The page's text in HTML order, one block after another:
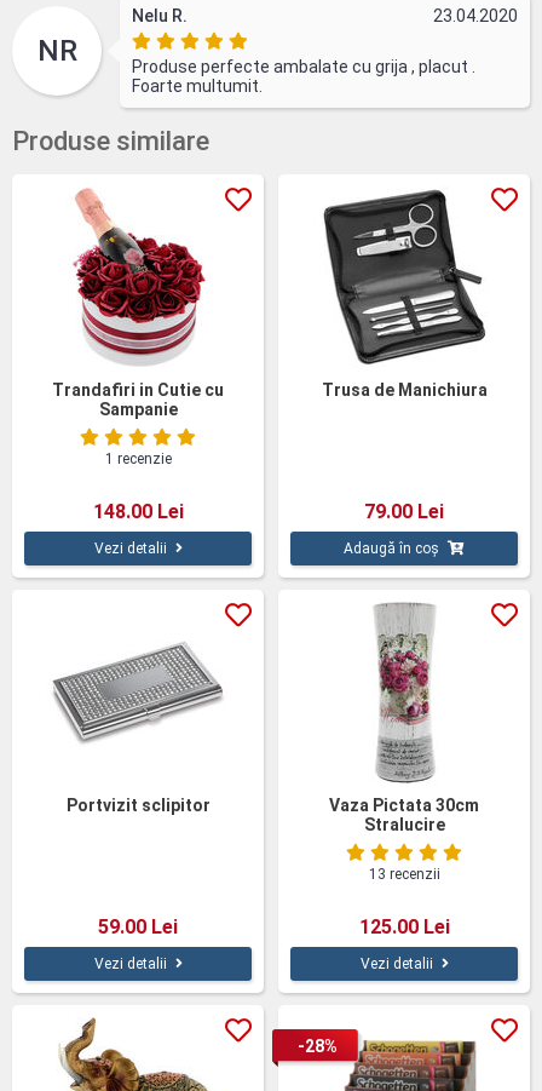
NR
Nelu R. 23.04.2020
Produse perfecte ambalate cu grija , placut .
Foarte multumit.
Produse similare
Trandafiri in Cutie cu
Sampanie
1 recenzie
148.00 Lei
Vezi detalii
Trusa de Manichiura
79.00 Lei
Adaugă în coș
Portvizit sclipitor
59.00 Lei
Vezi detalii
Vaza Pictata 30cm
Stralucire
13 recenzii
125.00 Lei
Vezi detalii
-28%